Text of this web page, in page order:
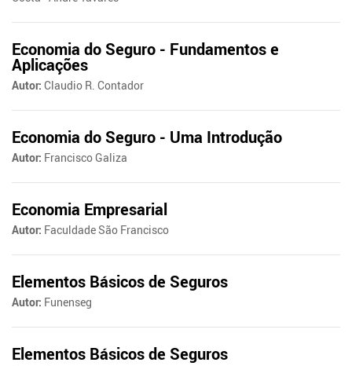
Economia do Seguro - Fundamentos e
Aplicações
Autor: Claudio R. Contador
Economia do Seguro - Uma Introdução
Autor: Francisco Galiza
Economia Empresarial
Autor: Faculdade São Francisco
Elementos Básicos de Seguros
Autor: Funenseg
Elementos Básicos de Seguros